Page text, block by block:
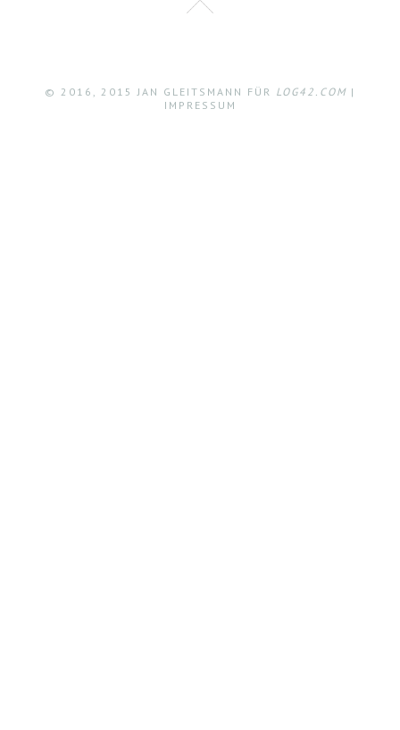
© 2016, 2015 JAN GLEITSMANN FÜR LOG42.COM |
IMPRESSUM